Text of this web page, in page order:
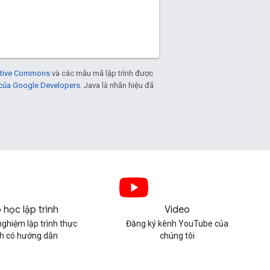
Commons và các mẫu mã lập trình được
Google Developers . Java là nhãn hiệu đã
học lập trình
lập trình thực
có hướng dẫn
Video
Đăng ký kênh YouTube của
chúng tôi